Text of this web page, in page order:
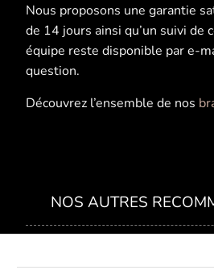
Nous proposons une garantie
de 14 jours ainsi qu’un suivi de
équipe reste disponible par e-
question.
Découvrez l’ensemble de nos
NOS AUTRES